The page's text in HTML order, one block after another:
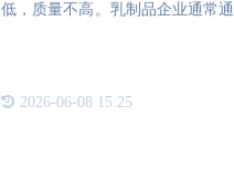
低，质量不高。乳制品企业通常
2026-06-08 15:25